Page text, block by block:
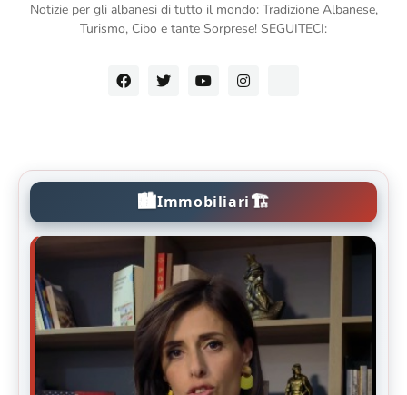
Notizie per gli albanesi di tutto il mondo: Tradizione Albanese,
Turismo, Cibo e tante Sorprese! SEGUITECI:
🏙️Immobiliari🏗️